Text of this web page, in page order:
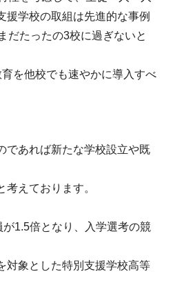
援学校の取組は先進的な事例
だたったの3校に過ぎないと
を他校でも速やかに導入すべ
であれば新たな学校設立や既
えております。
1.5倍となり、入学選考の競
対象とした特別支援学校高等